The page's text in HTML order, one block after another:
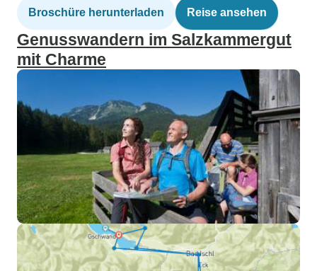
Broschüre herunterladen Reise ansehen
Genusswandern im Salzkammergut
mit Charme